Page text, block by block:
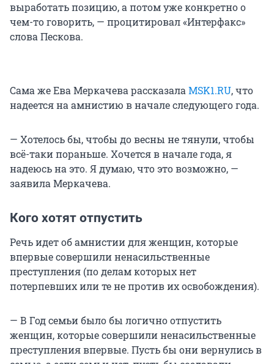
выработать позицию, а потом уже конкретно о
чем-то говорить, — процитировал «Интерфакс»
слова Пескова.
Сама же Ева Меркачева рассказалаMSK1.RU, что
надеется на амнистию в начале следующего года.
— Хотелось бы, чтобы до весны не тянули, чтобы
всё-таки пораньше. Хочется в начале года, я
надеюсь на это. Я думаю, что это возможно, —
заявила Меркачева.
Кого хотят отпустить
Речь идет об амнистии для женщин, которые
впервые совершили ненасильственные
преступления (по делам которых нет
потерпевших или те не против их освобождения).
— В Год семьи было бы логично отпустить
женщин, которые совершили ненасильственные
преступления впервые. Пусть бы они вернулись в